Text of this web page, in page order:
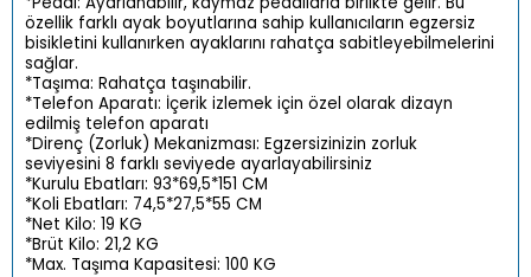
özellik farklı ayak boyutlarına sahip kullanıcıların egzersiz
bisikletini kullanırken ayaklarını rahatça sabitleyebilmelerini
sağlar.
*Taşıma: Rahatça taşınabilir.
*Telefon Aparatı: İçerik izlemek için özel olarak dizayn
edilmiş telefon aparatı
*Direnç (Zorluk) Mekanizması: Egzersizinizin zorluk
seviyesini 8 farklı seviyede ayarlayabilirsiniz
*Kurulu Ebatları: 93*69,5*151 CM
*Koli Ebatları: 74,5*27,5*55 CM
*Net Kilo: 19 KG
*Brüt Kilo: 21,2 KG
*Max. Taşıma Kapasitesi: 100 KG